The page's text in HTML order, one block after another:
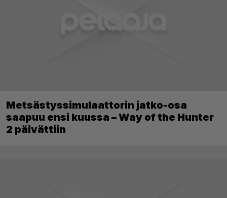
Metsästyssimulaattorin jatko-osa
saapuu ensi kuussa – Way of the Hunter
2 päivättiin